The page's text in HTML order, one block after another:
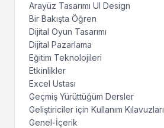
Arayüz Tasarımı UI Design
Bir Bakışta Öğren
Dijital Oyun Tasarımı
Dijital Pazarlama
Eğitim Teknolojileri
Etkinlikler
Excel Ustası
Geçmiş Yürüttüğüm Dersler
Geliştiriciler için Kullanım Kılavuzları
Genel-İçerik